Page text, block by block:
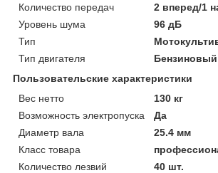
Количество передач
2 вперед/1
Уровень шума
96 дБ
Тип
Тип двигателя
Бензиновый
Пользовательские характеристики
Вес нетто
130 кг
Возможность электропуска
Да
Диаметр вала
25.4 мм
Класс товара
Количество лезвий
40 шт.